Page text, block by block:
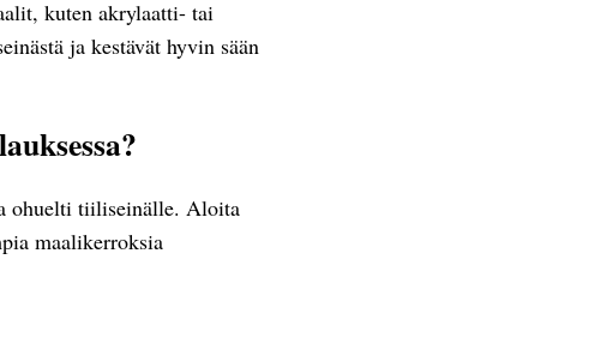
kuten akrylaatti- tai
ja kestävät hyvin sään
ohuelti tiiliseinälle. Aloita
maalikerroksia